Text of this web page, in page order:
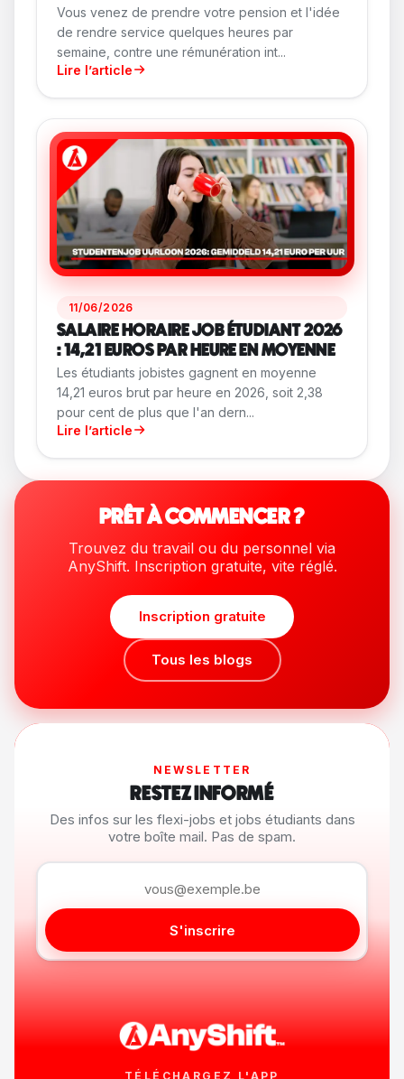
Vous venez de prendre votre pension et l'idée
de rendre service quelques heures par
semaine, contre une rémunération int...
Lire l’article
11/06/2026
SALAIRE HORAIRE JOB ÉTUDIANT 2026
: 14,21 EUROS PAR HEURE EN MOYENNE
Les étudiants jobistes gagnent en moyenne
14,21 euros brut par heure en 2026, soit 2,38
pour cent de plus que l'an dern...
Lire l’article
PRÊT À COMMENCER ?
Trouvez du travail ou du personnel via
AnyShift. Inscription gratuite, vite réglé.
Inscription gratuite
Tous les blogs
NEWSLETTER
RESTEZ INFORMÉ
Des infos sur les flexi-jobs et jobs étudiants dans
votre boîte mail. Pas de spam.
S'inscrire
TÉLÉCHARGEZ L'APP